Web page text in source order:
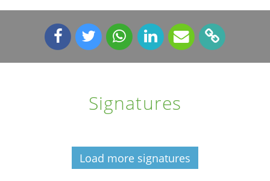
Signatures
Load more signatures